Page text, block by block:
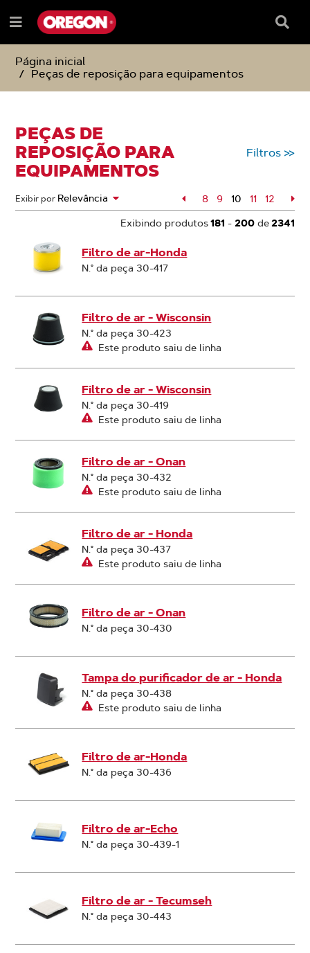
IGNORAR
SEGUIR
PARA
CONTEÚDO
IGNORAR
SEGUIR
PARA
MENU
NAVEGAÇÃO
Menu
Caixa
de
Página inicial
Peças de reposição para equipamentos
PEÇAS DE
REPOSIÇÃO PARA
EQUIPAMENTOS
Filtros >>
Exibir por
Página
Página
8 Página
9 10 Página
11 Página
12
Exibindo produtos181 - 200de2341
Filtro de ar-Honda
N.° da peça 30-417
Filtro de ar - Wisconsin
N.° da peça 30-423
Este produto saiu de linha
Filtro de ar - Wisconsin
N.° da peça 30-419
Este produto saiu de linha
Filtro de ar - Onan
N.° da peça 30-432
Este produto saiu de linha
Filtro de ar - Honda
N.° da peça 30-437
Este produto saiu de linha
Filtro de ar - Onan
N.° da peça 30-430
Tampa do purificador de ar - Honda
N.° da peça 30-438
Este produto saiu de linha
Filtro de ar-Honda
N.° da peça 30-436
Filtro de ar-Echo
N.° da peça 30-439-1
Filtro de ar - Tecumseh
N.° da peça 30-443